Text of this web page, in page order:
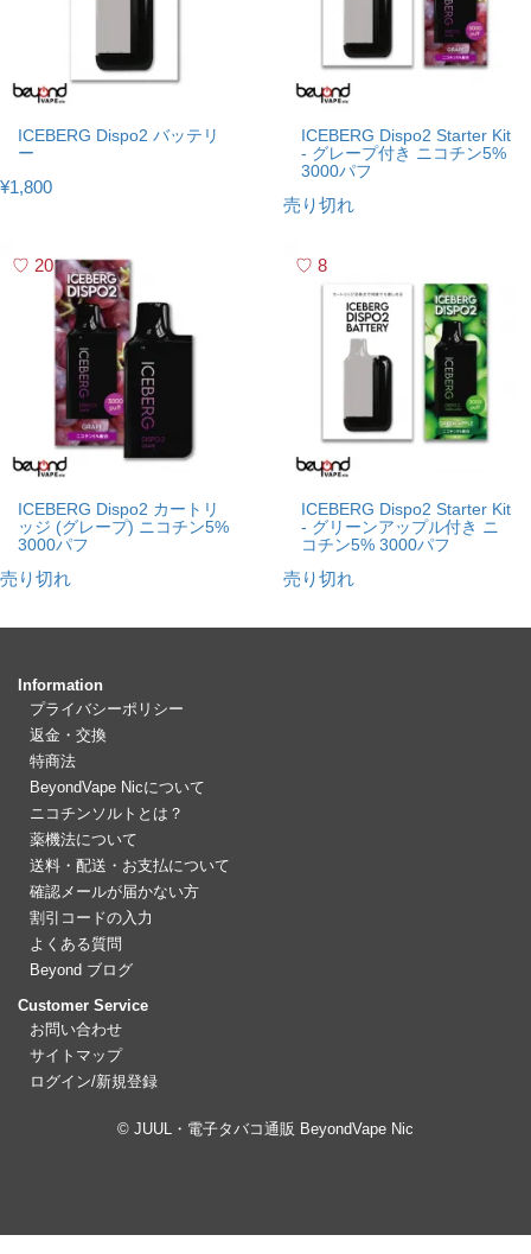
ICEBERG Dispo2 バッテリ
ー
¥1,800
ICEBERG Dispo2 Starter Kit
- グレープ付き ニコチン5%
3000パフ
売り切れ
20
ICEBERG Dispo2 カートリ
ッジ (グレープ) ニコチン5%
3000パフ
売り切れ
8
ICEBERG Dispo2 Starter Kit
- グリーンアップル付き ニ
コチン5% 3000パフ
売り切れ
Information
プライバシーポリシー
返金・交換
特商法
BeyondVape Nicについて
ニコチンソルトとは？
薬機法について
送料・配送・お支払について
確認メールが届かない方
割引コードの入力
よくある質問
Beyond ブログ
Customer Service
お問い合わせ
サイトマップ
ログイン/新規登録
© JUUL・電子タバコ通販 BeyondVape Nic